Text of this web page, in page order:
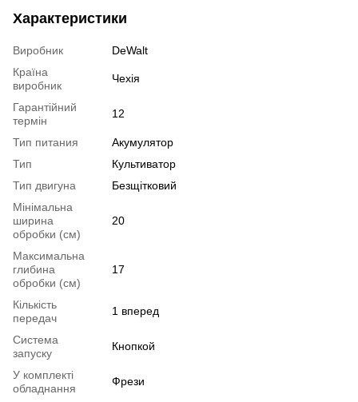
Характеристики
Виробник
DeWalt
Країна
виробник
Чехія
Гарантійний
термін
12
Тип питания
Акумулятор
Тип
Культиватор
Тип двигуна
Безщітковий
Мінімальна
ширина
обробки (см)
20
Максимальна
глибина
обробки (см)
17
Кількість
передач
1 вперед
Система
запуску
Кнопкой
У комплекті
обладнання
Фрези